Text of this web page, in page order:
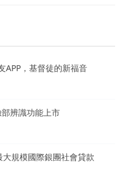
APP，基督徒的新福音
辨識功能上市
規模國際銀團社會貸款